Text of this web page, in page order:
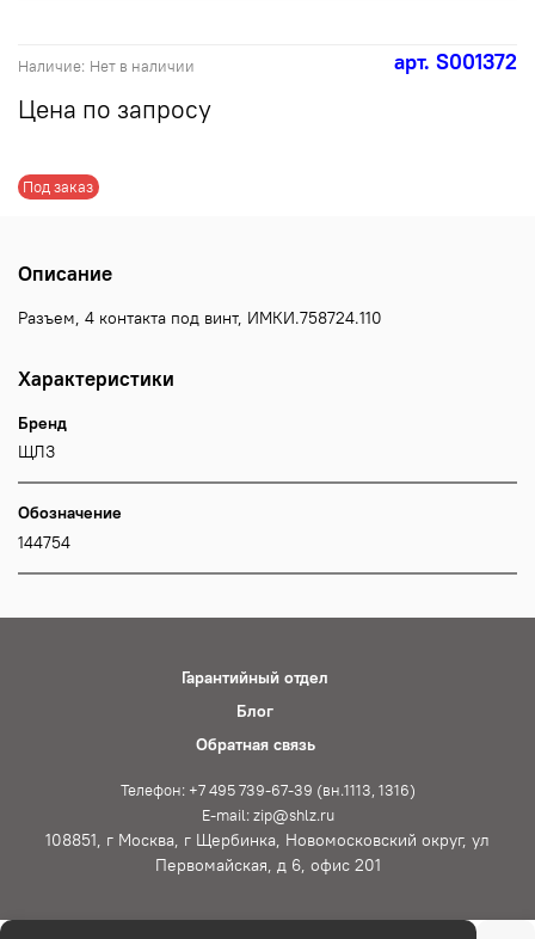
арт. S001372
Наличие: Нет в наличии
Под заказ
Цена по запросу
Описание
Разъем, 4 контакта под винт, ИМКИ.758724.110
Характеристики
Бренд
ЩЛЗ
Обозначение
144754
Гарантийный отдел
Блог
Обратная связь
Телефон: +7 495 739-67-39 (вн.1113, 1316)
E-mail: zip@shlz.ru
108851, г Москва, г Щербинка, Новомосковский округ, ул
Первомайская, д 6, офис 201